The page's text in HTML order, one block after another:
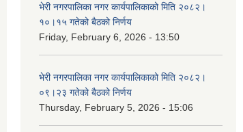
भेरी नगरपालिका नगर कार्यपालिकाको मिति २०८२।
१०।१५ गतेको बैठको निर्णय
Friday, February 6, 2026 - 13:50
भेरी नगरपालिका नगर कार्यपालिकाको मिति २०८२।
०९।२३ गतेको बैठको निर्णय
Thursday, February 5, 2026 - 15:06